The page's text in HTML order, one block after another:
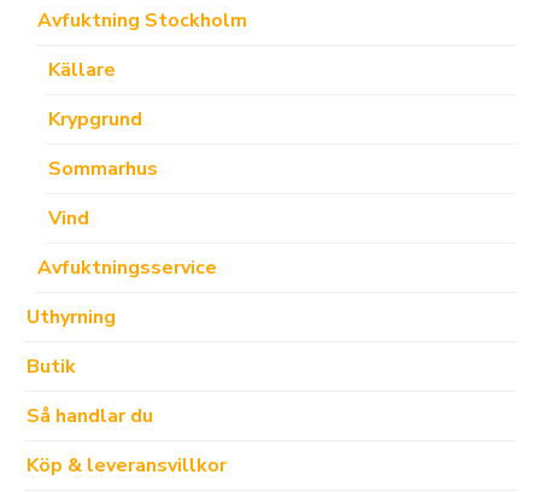
Avfuktning Stockholm
Källare
Krypgrund
Sommarhus
Vind
Avfuktningsservice
Uthyrning
Butik
Så handlar du
Köp & leveransvillkor